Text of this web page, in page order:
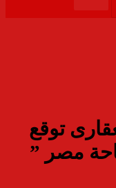
توقع
مصر ”